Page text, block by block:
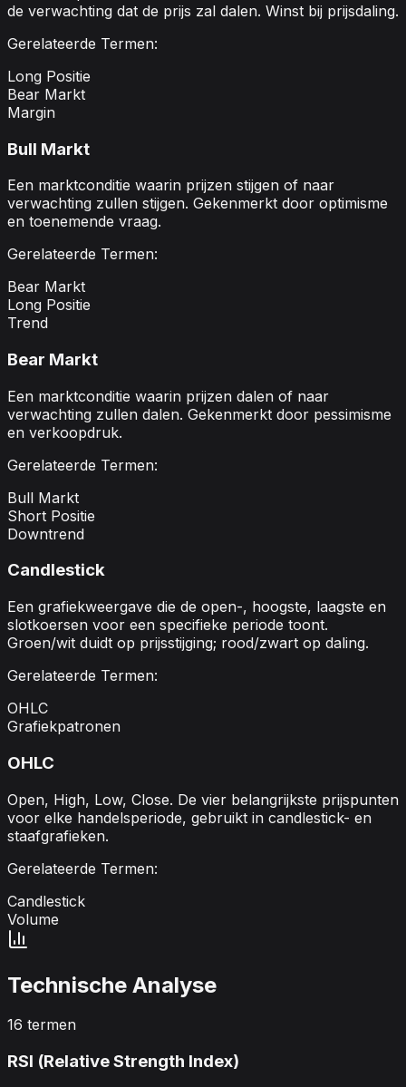
de verwachting dat de prijs zal dalen. Winst bij prijsdaling.
Gerelateerde Termen:
Long Positie
Bear Markt
Margin
Bull Markt
Een marktconditie waarin prijzen stijgen of naar
verwachting zullen stijgen. Gekenmerkt door optimisme
en toenemende vraag.
Gerelateerde Termen:
Bear Markt
Long Positie
Trend
Bear Markt
Een marktconditie waarin prijzen dalen of naar
verwachting zullen dalen. Gekenmerkt door pessimisme
en verkoopdruk.
Gerelateerde Termen:
Bull Markt
Short Positie
Downtrend
Candlestick
Een grafiekweergave die de open-, hoogste, laagste en
slotkoersen voor een specifieke periode toont.
Groen/wit duidt op prijsstijging; rood/zwart op daling.
Gerelateerde Termen:
OHLC
Grafiekpatronen
OHLC
Open, High, Low, Close. De vier belangrijkste prijspunten
voor elke handelsperiode, gebruikt in candlestick- en
staafgrafieken.
Gerelateerde Termen:
Candlestick
Volume
Technische Analyse
16 termen
RSI (Relative Strength Index)